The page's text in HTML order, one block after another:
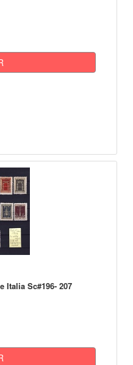
Italia Sc#196- 207